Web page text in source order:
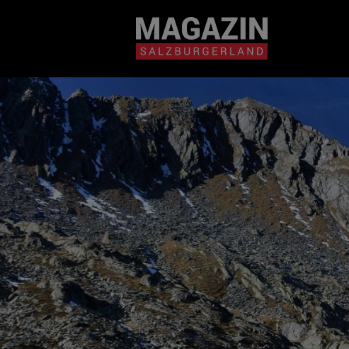
Zum Inhalt springen
BEITRÄGE IN MEINER
NÄHE
BEITRÄGE IN MEINER NÄHE ANZEIGEN